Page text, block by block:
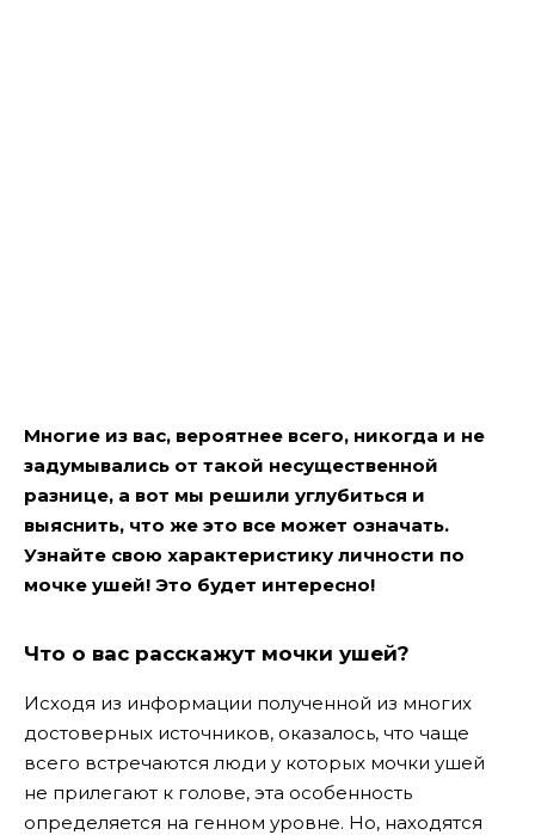
Многие из вас, вероятнее всего, никогда и не
задумывались от такой несущественной
разнице, а вот мы решили углубиться и
выяснить, что же это все может означать.
Узнайте свою характеристику личности по
мочке ушей! Это будет интересно!
Что о вас расскажут мочки ушей?
Исходя из информации полученной из многих
достоверных источников, оказалось, что чаще
всего встречаются люди у которых мочки ушей
не прилегают к голове, эта особенность
определяется на генном уровне. Но, находятся